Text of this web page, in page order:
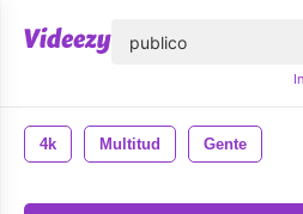
4k Multitud Gente